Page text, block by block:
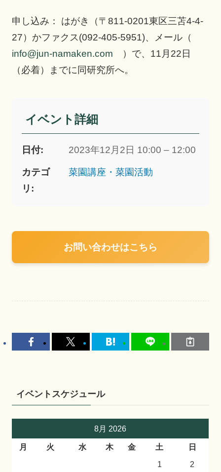
申し込み： はがき（〒811-0201東区三苫4-4-
27）かファクス(092-405-5951)、メール（
info@jun-namaken.com ）で、11月22日
（必着）までに同研究所へ。
イベント詳細
日付: 2023年12月2日 10:00 – 12:00
カテゴ
リ:
菜園講座・菜園活動
お問い合わせはこちら
イベントスケジュール
8月 2026
月 火 水 木 金 土
日
1
2